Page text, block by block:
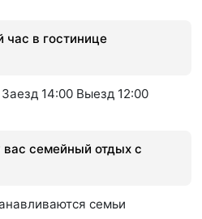
час в гостинице
14:00 Выезд 12:00
семейный отдых с
семьи